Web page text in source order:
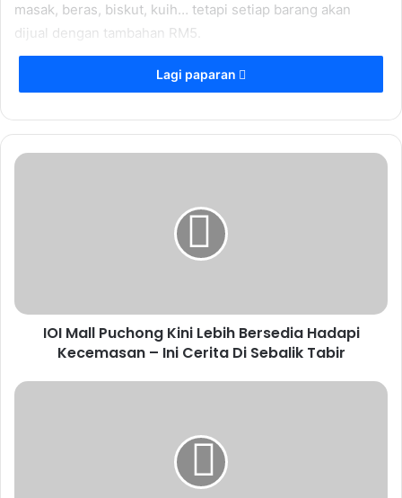
masak, beras, biskut, kuih… tetapi setiap barang akan
dijual dengan tambahan RM5.
Kalau Ah Seng menghidap kanser, majikan mana yang
mungkin tak ada insurans. Macam mana dia nak beri makan
keluarga dia bila tak ada pendapatan?Mahu tak mahu, dia
Jadi, macam mana kita boleh beri duit kepada Ah Seng?
pun tak dapat bantu dalam jangka panjang. Kita cipta
bantuan orang ramai.
Saya pergi beli 100 kampit beras dari pasaraya. Kemudian
biskut dan barang keperluan lain. RAKYAT MALAYSIA
MEMANG SUKA MEMBANTU DAN BERHATI MULIA. AH
Lagi paparan
IOI Mall Puchong Kini Lebih Bersedia Hadapi
Kecemasan – Ini Cerita Di Sebalik Tabir